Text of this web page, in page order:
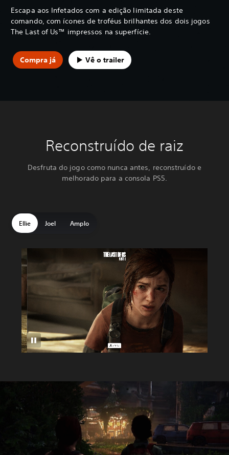
Escapa aos Infetados com a edição limitada deste
comando, com ícones de troféus brilhantes dos dois jogos
The Last of Us™ impressos na superfície.
Compra já Vê o trailer
Reconstruído de raiz
Desfruta do jogo como nunca antes, reconstruído e
melhorado para a consola PS5.
Ellie Joel Amplo